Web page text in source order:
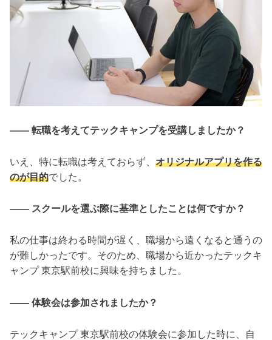
―― 転職を考えてテックキャンプを受講しましたか？
いえ、特に転職は考えておらず、 オリジナルアプリを作る
のが目的でした。
―― スクールを選ぶ際に基準としたことは何ですか？
私の仕事は終わる時間が遅く、職場から遠くなると通うの
が難しかったです。そのため、職場から近かったテックキ
ャンプ 東京駅前校に興味を持ちました。
―― 体験会は参加されましたか？
テックキャンプ 東京駅前校の体験会に参加した時に、自